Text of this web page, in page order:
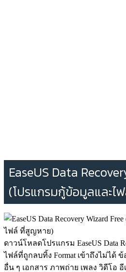
EaseUS Data
(โปรแกรมกู้ข้อมูลและ
ดาวน์โหลดโปรแกรม EaseUS Data
ไฟล์ที่ถูกลบทิ้ง Format เข้าถึงไม่ได้
อื่น ๆ เอกสาร ภาพถ่าย เพลง วิดีโอ อี